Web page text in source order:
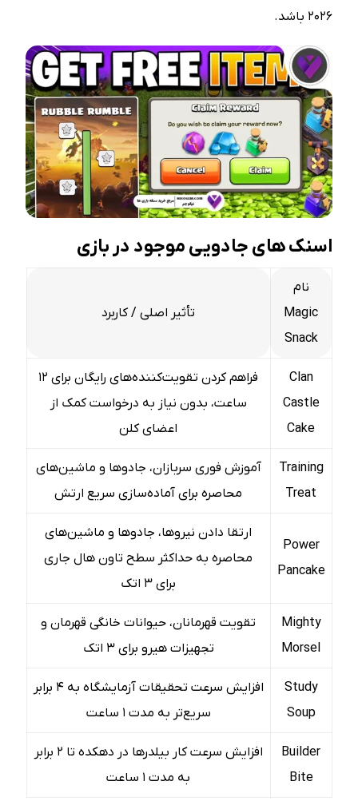
۲۰۲۶ باشد.
اسنک های جادویی موجود در بازی
نام
Magic
Snack
تأثیر اصلی / کاربرد
Clan
Castle
Cake
فراهم کردن تقویت‌کننده‌های رایگان برای ۱۲
ساعت، بدون نیاز به درخواست کمک از
اعضای کلن
Training
Treat
آموزش فوری سربازان، جادوها و ماشین‌های
محاصره برای آماده‌سازی سریع ارتش
Power
Pancake
ارتقا دادن نیروها، جادوها و ماشین‌های
محاصره به حداکثر سطح تاون هال جاری
برای ۳ اتک
Mighty
Morsel
تقویت قهرمانان، حیوانات خانگی قهرمان و
تجهیزات هیرو برای ۳ اتک
Study
Soup
افزایش سرعت تحقیقات آزمایشگاه به ۴ برابر
سریع‌تر به مدت ۱ ساعت
Builder
Bite
افزایش سرعت کار بیلدرها در دهکده تا ۲ برابر
به مدت ۱ ساعت